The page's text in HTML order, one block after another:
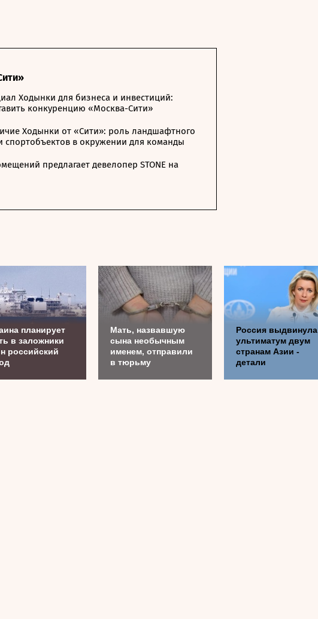
Ходынки для бизнеса и инвестиций:
конкуренцию «Москва-Сити»
Ходынки от «Сити»: роль ландшафтного
в окружении для команды
предлагает девелопер STONE на
планирует
в заложники
российский
Мать, назвавшую
сына необычным
именем, отправили
в тюрьму
Россия выдвинула
ультиматум двум
странам Азии -
детали